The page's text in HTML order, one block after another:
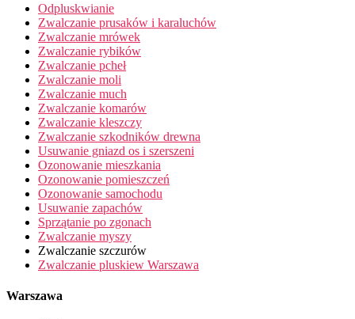
Odpluskwianie
Zwalczanie prusaków i karaluchów
Zwalczanie mrówek
Zwalczanie rybików
Zwalczanie pcheł
Zwalczanie moli
Zwalczanie much
Zwalczanie komarów
Zwalczanie kleszczy
Zwalczanie szkodników drewna
Usuwanie gniazd os i szerszeni
Ozonowanie mieszkania
Ozonowanie pomieszczeń
Ozonowanie samochodu
Usuwanie zapachów
Sprzątanie po zgonach
Zwalczanie myszy
Zwalczanie szczurów
Zwalczanie pluskiew Warszawa
Warszawa